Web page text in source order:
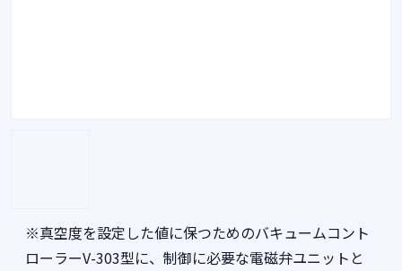
※真空度を設定した値に保つためのバキュームコント
ローラーV-303型に、制御に必要な電磁弁ユニットと